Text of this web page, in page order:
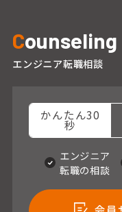
Counseling
エンジニア転職相談
かんたん30
秒
エンジニア
転職の相談